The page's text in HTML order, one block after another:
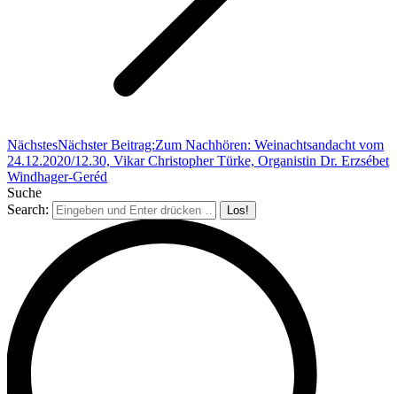
NächstesNächster Beitrag:Zum Nachhören: Weinachtsandacht vom
24.12.2020/12.30, Vikar Christopher Türke, Organistin Dr. Erzsébet
Windhager-Geréd
Suche
Search: